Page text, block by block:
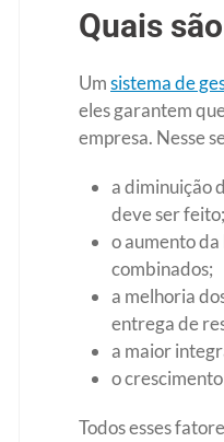
Quais
Umsistema de
eles garantem
empresa. Nesse
a diminuição
deve ser feito;
o aumento
combinados;
a melhoria
entrega de
a maior
o
Todos esses